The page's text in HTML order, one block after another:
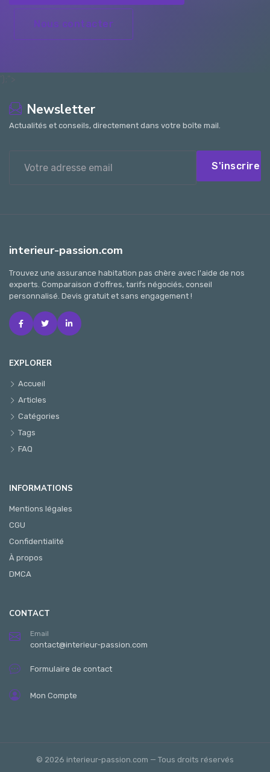
Nous contacter
Newsletter
Actualités et conseils, directement dans votre boîte mail.
S'inscrire
interieur-passion.com
Trouvez une assurance habitation pas chère avec l'aide de nos
experts. Comparaison d'offres, tarifs négociés, conseil
personnalisé. Devis gratuit et sans engagement !
EXPLORER
Accueil
Articles
Catégories
Tags
FAQ
INFORMATIONS
Mentions légales
CGU
Confidentialité
À propos
DMCA
CONTACT
Email
contact@interieur-passion.com
Formulaire de contact
Mon Compte
© 2026 interieur-passion.com — Tous droits réservés